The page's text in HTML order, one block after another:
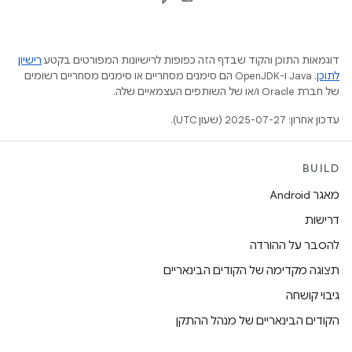
דוגמאות התוכן והקוד שבדף הזה כפופות לרישיונות המפורטים בקטע רישיון
לתוכן
.‏ Java ו-OpenJDK הם סימנים מסחריים או סימנים מסחריים רשומים
של חברת Oracle ו/או של השותפים העצמאיים שלה.
עדכון אחרון: 2025-07-27 (שעון UTC).
BUILD
מאגר Android
דרישות
להסבר על ההורדה
תצוגה מקדימה של הקודים הבינאריים
גיבוי קושחה
הקודים הבינאריים של מנהל ההתקן